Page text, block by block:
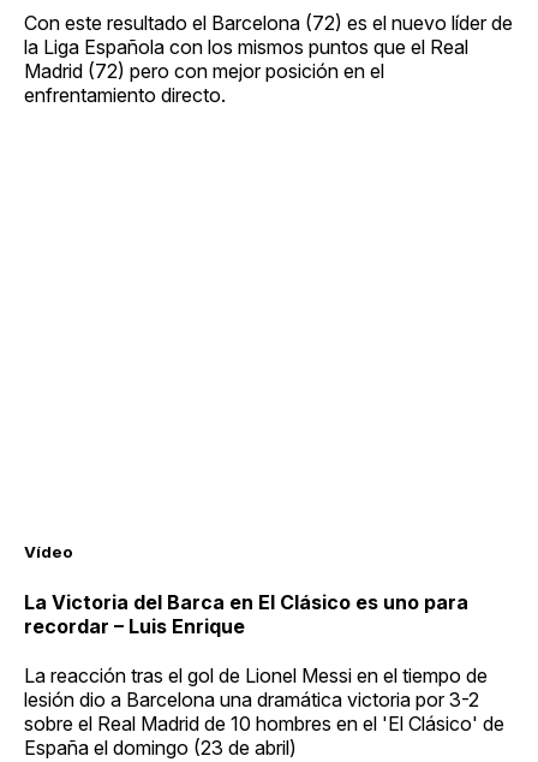
Con este resultado el Barcelona (72) es el nuevo líder de
la Liga Española con los mismos puntos que el Real
Madrid (72) pero con mejor posición en el
enfrentamiento directo.
Vídeo
La Victoria del Barca en El Clásico es uno para
recordar – Luis Enrique
La reacción tras el gol de Lionel Messi en el tiempo de
lesión dio a Barcelona una dramática victoria por 3-2
sobre el Real Madrid de 10 hombres en el 'El Clásico' de
España el domingo (23 de abril)